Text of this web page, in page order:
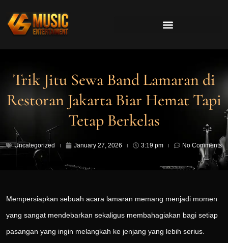
Trik Jitu Sewa Band Lamaran di
Restoran Jakarta Biar Hemat Tapi
Tetap Berkelas
Uncategorized January 27, 2026 3:19 pm No Comments
Mempersiapkan sebuah acara lamaran memang menjadi momen
yang sangat mendebarkan sekaligus membahagiakan bagi setiap
pasangan yang ingin melangkah ke jenjang yang lebih serius.